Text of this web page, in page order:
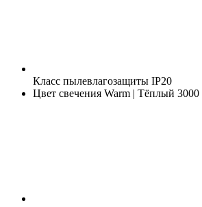
Класс пылевлагозащиты IP20
Цвет свечения Warm | Тёплый 3000